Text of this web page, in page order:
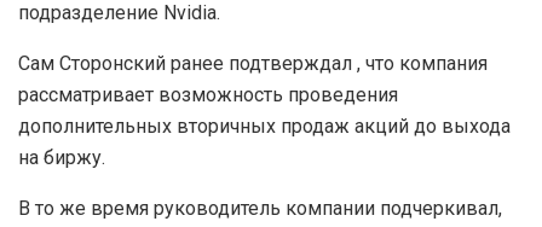
подразделение Nvidia.
Сам Сторонский ранее подтверждал , что компания
рассматривает возможность проведения
дополнительных вторичных продаж акций до выхода
на биржу.
В то же время руководитель компании подчеркивал,